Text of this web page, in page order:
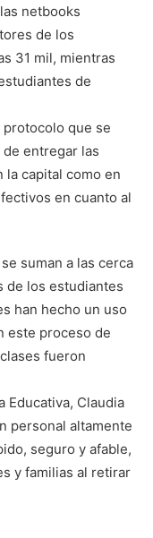
netbooks
de los
31 mil, mientras
de
que se
entregar las
la capital como en
en cuanto al
suman a las cerca
de los estudiantes
han hecho un uso
este proceso de
fueron
Educativa, Claudia
personal altamente
seguro y afable,
y familias al retirar